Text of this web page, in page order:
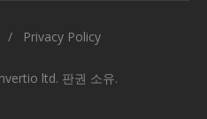
ltd. 판권 소유.
Privacy Policy